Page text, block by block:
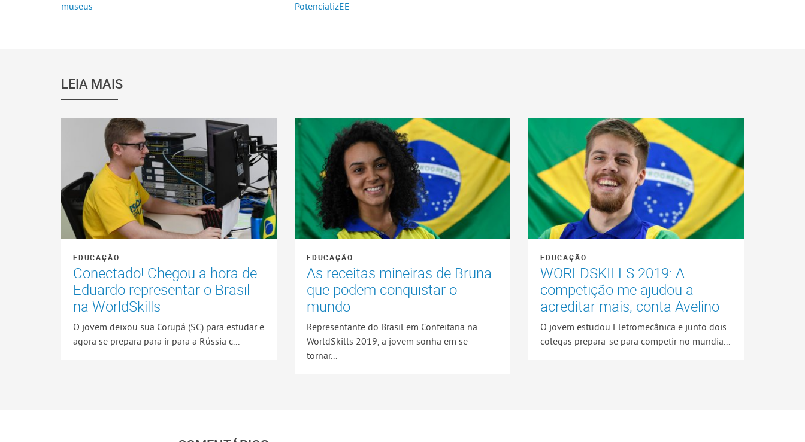
museus
PotencializEE
LEIA MAIS
EDUCAÇÃO
Conectado! Chegou a hora de
Eduardo representar o Brasil
na WorldSkills
O jovem deixou sua Corupá (SC) para estudar e
agora se prepara para ir para a Rússia c...
EDUCAÇÃO
As receitas mineiras de Bruna
que podem conquistar o
mundo
Representante do Brasil em Confeitaria na
WorldSkills 2019, a jovem sonha em se
tornar...
EDUCAÇÃO
WORLDSKILLS 2019: A
competição me ajudou a
acreditar mais, conta Avelino
O jovem estudou Eletromecânica e junto dois
colegas prepara-se para competir no mundia...